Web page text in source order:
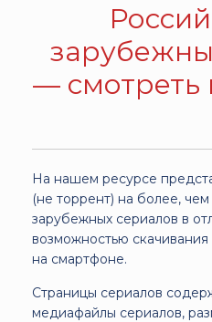
— смотреть
На нашем ресурсе
(не торрент) на более,
зарубежных сериалов в
возможностью
на смартфоне.
Страницы сериалов
медиафайлы сериалов,